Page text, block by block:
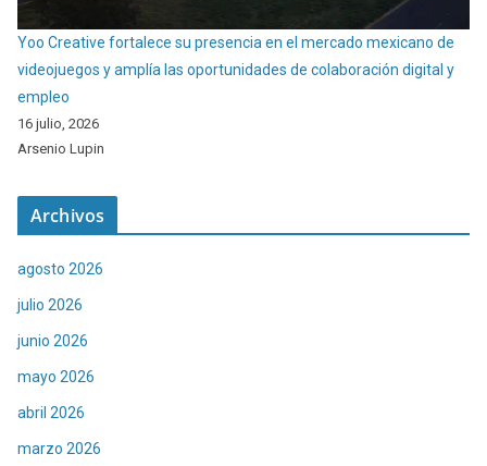
Yoo Creative fortalece su presencia en el mercado mexicano de
videojuegos y amplía las oportunidades de colaboración digital y
empleo
16 julio, 2026
Arsenio Lupin
Archivos
agosto 2026
julio 2026
junio 2026
mayo 2026
abril 2026
marzo 2026